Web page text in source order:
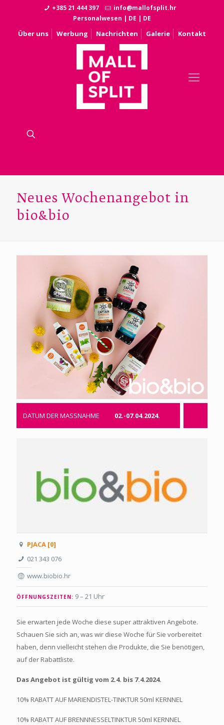
+385 21 444 397
info@mallofsplit.hr
Personalwesen | DE | DE
Über uns Werbung Nachrichten Galerie Kontakt
Neues Wochenangebot in
bio&bio
DATUM DER MASSNAHME 02.-07.04.2024.
PJACA [0]
021 343 076
www.biobio.hr
ÖFFNUNGSZEITEN: 9 – 21 Uhr
Sie erwarten jede Woche diese super attraktiven Angebote.
Schauen Sie sich an, was wir diese Woche für Sie vorbereitet
haben, denn vielleicht stehen die Produkte, die Sie benötigen,
auf der Rabattliste.
Das Angebot ist gültig vom 2.4. bis 7.4.2024.
10% RABATT AUF MARIENDISTEL-TINKTUR 50ml KERNNEL
10% RABATT AUF BRENNNESSELTINKTUR 50ml KERNNEL